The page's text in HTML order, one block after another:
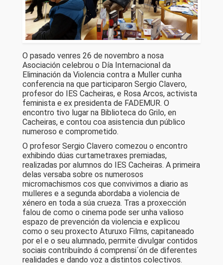
O pasado venres 26 de novembro a nosa
Asociación celebrou o Día Internacional da
Eliminación da Violencia contra a Muller cunha
conferencia na que participaron Sergio Clavero,
profesor do IES Cacheiras, e Rosa Arcos, activista
feminista e ex presidenta de FADEMUR. O
encontro tivo lugar na Biblioteca do Grilo, en
Cacheiras, e contou coa asistencia dun público
numeroso e comprometido.
O profesor Sergio Clavero comezou o encontro
exhibindo dúas curtametraxes premiadas,
realizadas por alumnos do IES Cacheiras. A primeira
delas versaba sobre os numerosos
micromachismos cos que convivimos a diario as
mulleres e a segunda abordaba a violencia de
xénero en toda a súa crueza. Tras a proxección
falou de como o cinema pode ser unha valioso
espazo de prevención da violencia e explicou
como o seu proxecto Aturuxo Films, capitaneado
por el e o seu alumnado, permite divulgar contidos
sociais contribuíndo á comprensi´ón de diferentes
realidades e dando voz a distintos colectivos.